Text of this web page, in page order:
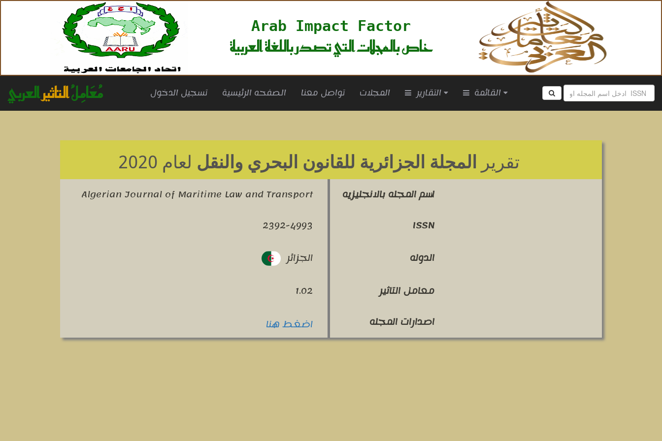
Arab Impact Factor
خاص بالمجلات التي تصدر باللغة العربية
مُعَامِلُالتاثيرالعربي تسجيل الدخول الصفحه الرئيسية تواصل معنا المجلات التقارير القائمة
تقرير المجلة الجزائرية للقانون البحري والنقل لعام 2020
اسم المجله بالانجليزيه
Algerian Journal of Maritime Law and Transport
ISSN
2392-4993
الدوله
الجزائر
معامل التاثير
1.02
اصدارات المجله
اضغط هنا